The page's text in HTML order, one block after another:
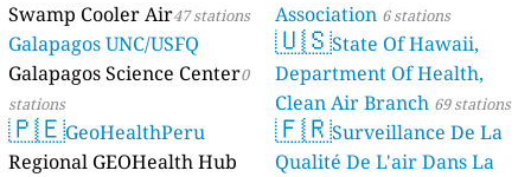
Swamp Cooler Air47 stations
Galapagos UNC/USFQ
Galapagos Science Center0
stations
🇵🇪GeoHealthPeru
Regional GEOHealth Hub
Association 6 stations
🇺🇸State Of Hawaii,
Department Of Health,
Clean Air Branch 69 stations
🇫🇷Surveillance De La
Qualité De L'air Dans La